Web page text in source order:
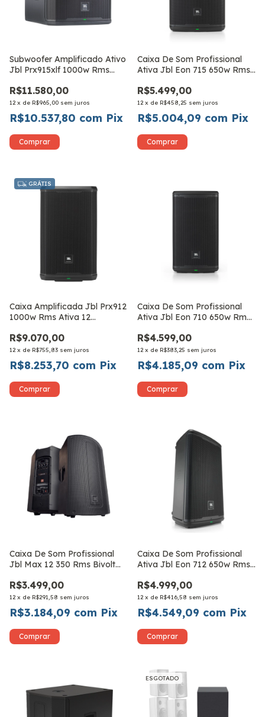
Subwoofer Amplificado Ativo
Jbl Prx915xlf 1000w Rms
R$11.580,00
12 x de R$965,00 sem juros
R$10.537,80 com Pix
Caixa De Som Profissional
Ativa Jbl Eon 715 650w Rms
R$5.499,00
12 x de R$458,25 sem juros
R$5.004,09 com Pix
GRÁTIS
Caixa Amplificada Jbl Prx912
1000w Rms Ativa 12
R$9.070,00
12 x de R$755,83 sem juros
R$8.253,70 com Pix
Caixa De Som Profissional
Ativa Jbl Eon 710 650w Rms
R$4.599,00
12 x de R$383,25 sem juros
R$4.185,09 com Pix
Caixa De Som Profissional
Jbl Max 12 350 Rms Bivolt
R$3.499,00
12 x de R$291,58 sem juros
R$3.184,09 com Pix
Caixa De Som Profissional
Ativa Jbl Eon 712 650w Rms
R$4.999,00
12 x de R$416,58 sem juros
R$4.549,09 com Pix
ESGOTADO